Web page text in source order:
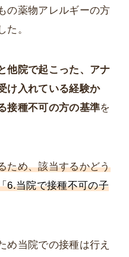
の薬物アレルギーの方
た。
他院で起こった、アナ
け入れている経験か
接種不可の方の基準を
ため、該当するかどう
6.当院で接種不可の子
め当院での接種は行え